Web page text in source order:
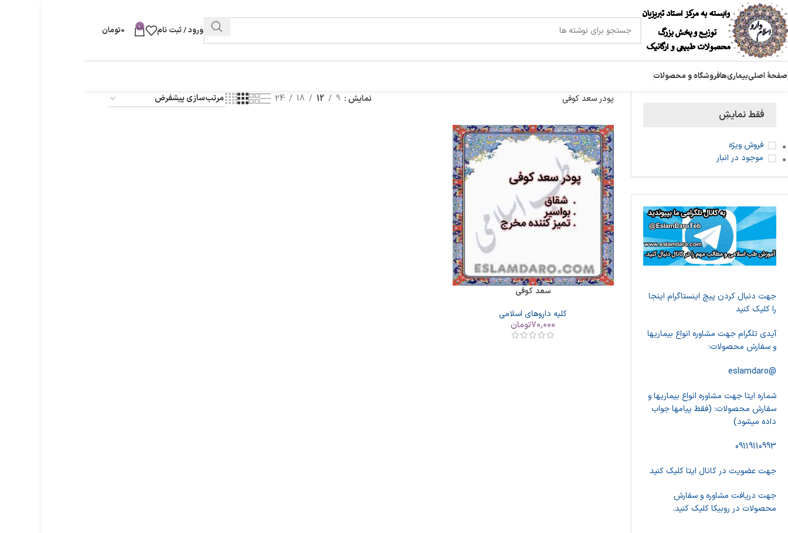
ورود / ثبت نام 0
0تومان
صفحۀ اصلیبیماری‌هافروشگاه و محصولات
فقط نمایشِ
فروش ویژه
موجود در انبار
جهت دنبال کردن پیچ اینستاگرام اینجا
را کلیک کنید
آیدی تلگرام جهت مشاوره انواع بیماریها
و سفارش محصولات:
@eslamdaro
شماره ایتا جهت مشاوره انواع بیماریها و
سفارش محصولات: (فقط پیامها جواب
داده میشود)
09119110993
جهت عضویت در کانال ایتا کلیک کنید
جهت دریافت مشاوره و سفارش
محصولات در روبیکا کلیک کنید.
پودر سعد کوفی نمایش 9
12
18
24
سعد کوفی
کلیه داروهای اسلامی
70,000تومان